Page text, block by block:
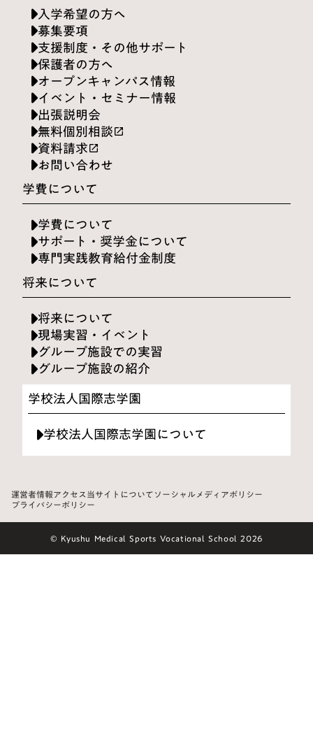
入学希望の方へ
募集要項
支援制度・その他サポート
保護者の方へ
オープンキャンパス情報
イベント・セミナー情報
出張説明会
無料個別相談launch
資料請求launch
お問い合わせ
学費について
学費について
サポート・奨学金について
専門実践教育給付金制度
将来について
将来について
現場実習・イベント
グループ施設での実習
グループ施設の紹介
学校法人国際志学園
学校法人国際志学園について
運営者情報アクセス当サイトについてソーシャルメディアポリシー
プライバシーポリシー
© Kyushu Medical Sports Vocational School 2026